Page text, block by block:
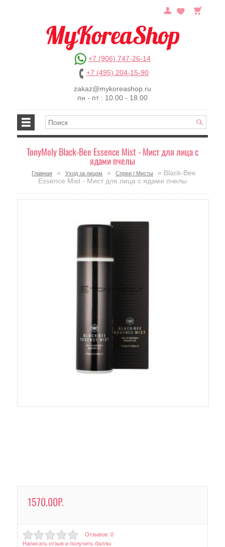
+7 (906) 747-26-14
+7 (495) 204-15-90
zakaz@mykoreashop.ru
пн - пт : 10.00 - 18.00
TonyMoly Black-Bee Essence Mist - Мист для лица с
ядами пчелы
Главная » Уход за лицом » Спреи / Мисты
» Black-Bee
Essence Mist - Мист для лица с ядами пчелы
1570.00Р.
Отзывов: 0
Написать отзыв и получить баллы